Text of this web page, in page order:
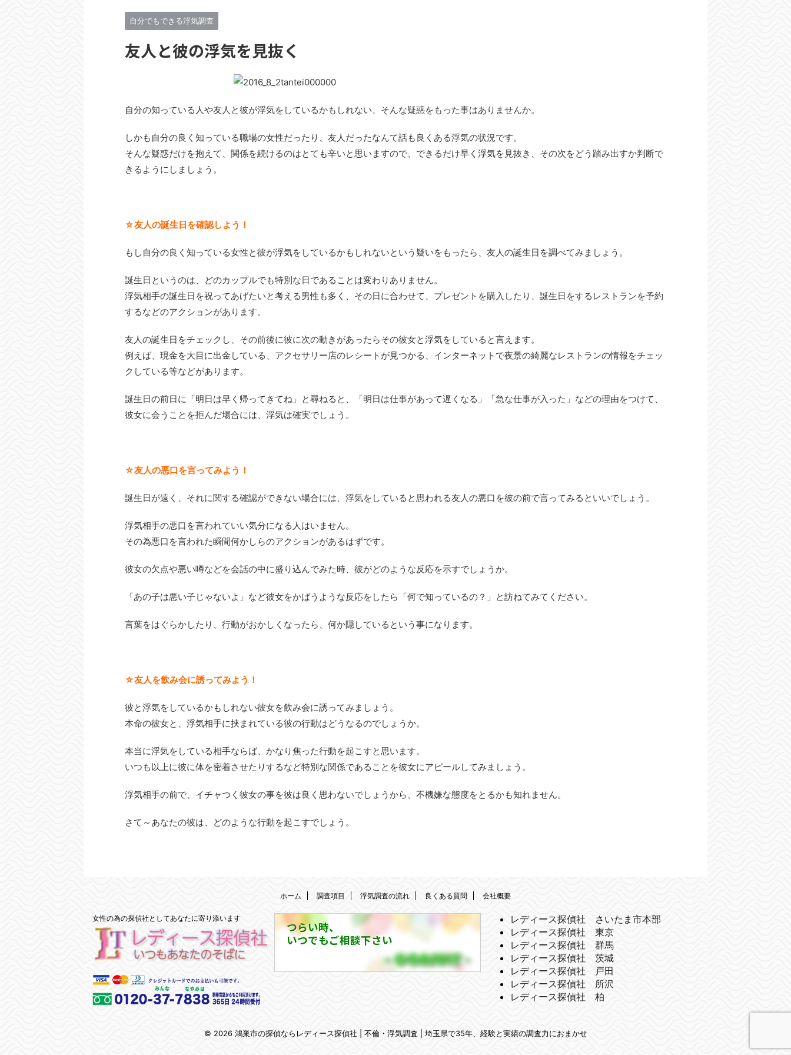
自分でもできる浮気調査
友人と彼の浮気を見抜く
自分の知っている人や友人と彼が浮気をしているかもしれない、そんな疑惑をもった事はありませんか。
しかも自分の良く知っている職場の女性だったり、友人だったなんて話も良くある浮気の状況です。
そんな疑惑だけを抱えて、関係を続けるのはとても辛いと思いますので、できるだけ早く浮気を見抜き、その次をどう踏み出すか判断で
きるようにしましょう。
☆友人の誕生日を確認しよう！
もし自分の良く知っている女性と彼が浮気をしているかもしれないという疑いをもったら、友人の誕生日を調べてみましょう。
誕生日というのは、どのカップルでも特別な日であることは変わりありません。
浮気相手の誕生日を祝ってあげたいと考える男性も多く、その日に合わせて、プレゼントを購入したり、誕生日をするレストランを予約
するなどのアクションがあります。
友人の誕生日をチェックし、その前後に彼に次の動きがあったらその彼女と浮気をしていると言えます。
例えば、現金を大目に出金している、アクセサリー店のレシートが見つかる、インターネットで夜景の綺麗なレストランの情報をチェッ
クしている等などがあります。
誕生日の前日に「明日は早く帰ってきてね」と尋ねると、「明日は仕事があって遅くなる」「急な仕事が入った」などの理由をつけて、
彼女に会うことを拒んだ場合には、浮気は確実でしょう。
☆友人の悪口を言ってみよう！
誕生日が遠く、それに関する確認ができない場合には、浮気をしていると思われる友人の悪口を彼の前で言ってみるといいでしょう。
浮気相手の悪口を言われていい気分になる人はいません。
その為悪口を言われた瞬間何かしらのアクションがあるはずです。
彼女の欠点や悪い噂などを会話の中に盛り込んでみた時、彼がどのような反応を示すでしょうか。
「あの子は悪い子じゃないよ」など彼女をかばうような反応をしたら「何で知っているの？」と訪ねてみてください。
言葉をはぐらかしたり、行動がおかしくなったら、何か隠しているという事になります。
☆友人を飲み会に誘ってみよう！
彼と浮気をしているかもしれない彼女を飲み会に誘ってみましょう。
本命の彼女と、浮気相手に挟まれている彼の行動はどうなるのでしょうか。
本当に浮気をしている相手ならば、かなり焦った行動を起こすと思います。
いつも以上に彼に体を密着させたりするなど特別な関係であることを彼女にアピールしてみましょう。
浮気相手の前で、イチャつく彼女の事を彼は良く思わないでしょうから、不機嫌な態度をとるかも知れません。
さて～あなたの彼は、どのような行動を起こすでしょう。
ホーム 調査項目 浮気調査の流れ 良くある質問 会社概要
つらい時、
いつでもご相談下さい
レディース探偵社 さいたま市本部
レディース探偵社 東京
レディース探偵社 群馬
レディース探偵社 茨城
レディース探偵社 戸田
レディース探偵社 所沢
レディース探偵社 柏
女性の為の探偵社としてあなたに寄り添います
© 2026 鴻巣市の探偵ならレディース探偵社 | 不倫・浮気調査 | 埼玉県で35年、経験と実績の調査力におまかせ